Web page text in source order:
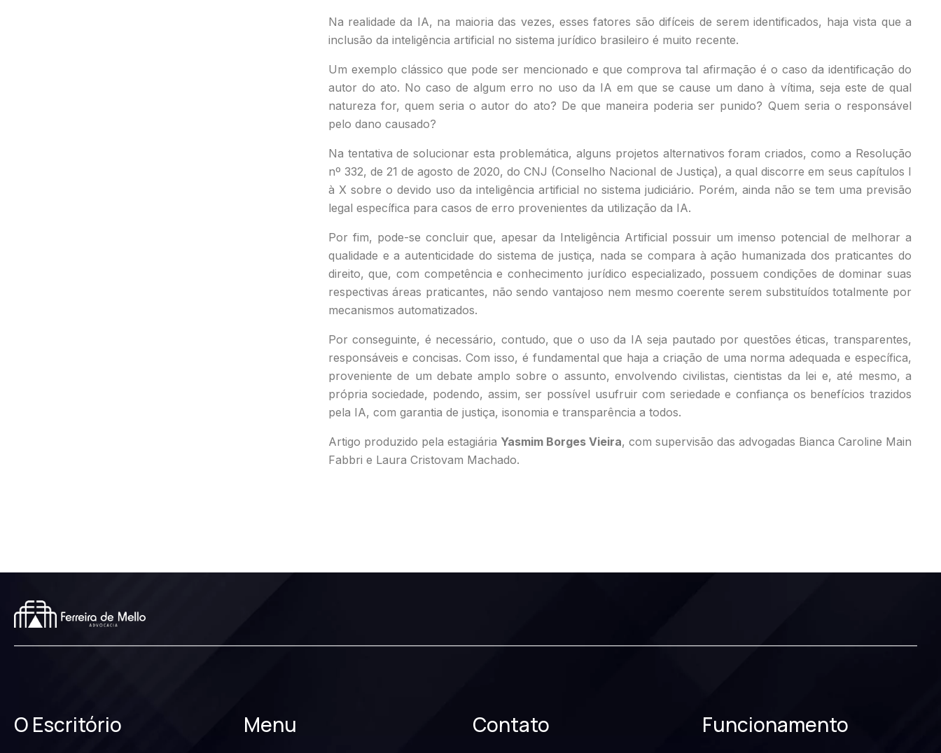
Na realidade da IA, na maioria das vezes, esses fatores são difíceis de serem identificados, haja vista que a
inclusão da inteligência artificial no sistema jurídico brasileiro é muito recente.
Um exemplo clássico que pode ser mencionado e que comprova tal afirmação é o caso da identificação do
autor do ato. No caso de algum erro no uso da IA em que se cause um dano à vítima, seja este de qual
natureza for, quem seria o autor do ato? De que maneira poderia ser punido? Quem seria o responsável
pelo dano causado?
Na tentativa de solucionar esta problemática, alguns projetos alternativos foram criados, como a Resolução
nº 332, de 21 de agosto de 2020, do CNJ (Conselho Nacional de Justiça), a qual discorre em seus capítulos I
à X sobre o devido uso da inteligência artificial no sistema judiciário. Porém, ainda não se tem uma previsão
legal específica para casos de erro provenientes da utilização da IA.
Por fim, pode-se concluir que, apesar da Inteligência Artificial possuir um imenso potencial de melhorar a
qualidade e a autenticidade do sistema de justiça, nada se compara à ação humanizada dos praticantes do
direito, que, com competência e conhecimento jurídico especializado, possuem condições de dominar suas
respectivas áreas praticantes, não sendo vantajoso nem mesmo coerente serem substituídos totalmente por
mecanismos automatizados.
Por conseguinte, é necessário, contudo, que o uso da IA seja pautado por questões éticas, transparentes,
responsáveis e concisas. Com isso, é fundamental que haja a criação de uma norma adequada e específica,
proveniente de um debate amplo sobre o assunto, envolvendo civilistas, cientistas da lei e, até mesmo, a
própria sociedade, podendo, assim, ser possível usufruir com seriedade e confiança os benefícios trazidos
pela IA, com garantia de justiça, isonomia e transparência a todos.
Artigo produzido pela estagiária Yasmim Borges Vieira, com supervisão das advogadas Bianca Caroline Main
Fabbri e Laura Cristovam Machado.
O Escritório Menu Contato Funcionamento